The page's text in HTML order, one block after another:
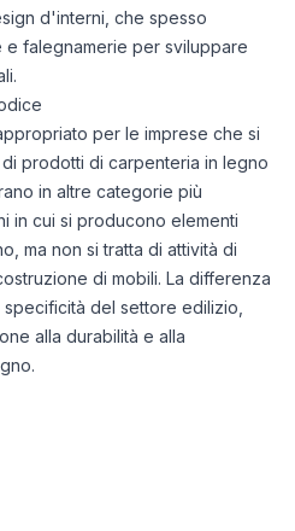
d'interni, che spesso
falegnamerie per sviluppare
per le imprese che si
prodotti di carpenteria in legno
in altre categorie più
in cui si producono elementi
ma non si tratta di attività di
di mobili. La differenza
del settore edilizio,
alla durabilità e alla